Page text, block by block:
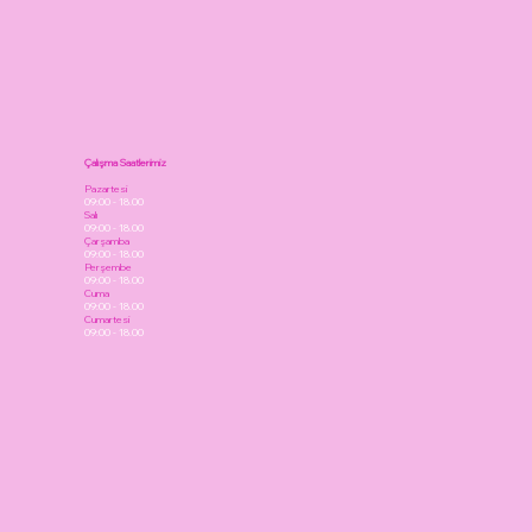
Çalışma Saatlerimiz
Pazartesi
09:00 - 18.00
Salı
09:00 - 18.00
Çarşamba
09:00 - 18.00
Perşembe
09:00 - 18.00
Cuma
09:00 - 18.00
Cumartesi
09:00 - 18.00